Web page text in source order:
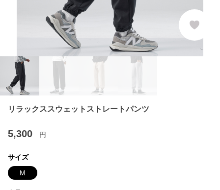
リラックススウェットストレートパンツ
5,300 円
サイズ
M